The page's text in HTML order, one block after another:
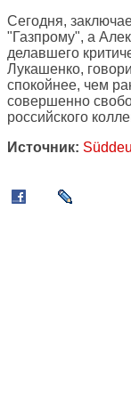
Сегодня,
"Газпрому", а
делавшего
Лукашенко,
спокойнее, чем
совершенно
российского
Источник: